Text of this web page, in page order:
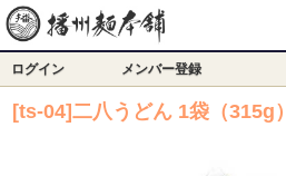
ログイン メンバー登録
[ts-04]二八うどん 1袋（315g）